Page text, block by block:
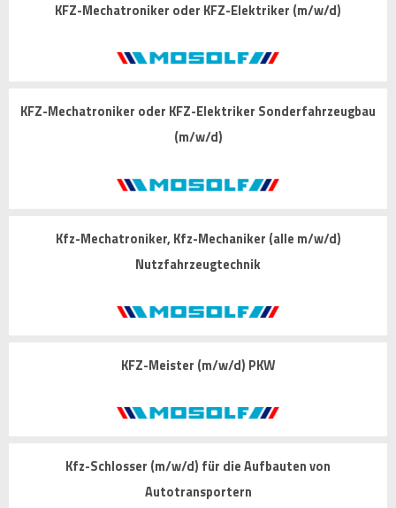
KFZ-Mechatroniker oder KFZ-Elektriker (m/w/d)
KFZ-Mechatroniker oder KFZ-Elektriker Sonderfahrzeugbau
(m/w/d)
Kfz-Mechatroniker, Kfz-Mechaniker (alle m/w/d)
Nutzfahrzeugtechnik
KFZ-Meister (m/w/d) PKW
Kfz-Schlosser (m/w/d) für die Aufbauten von
Autotransportern